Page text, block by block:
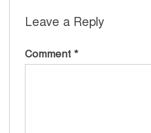
Leave a Reply
Comment *